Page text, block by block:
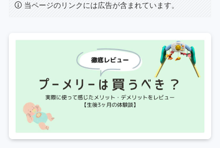
当ページのリンクには広告が含まれています。